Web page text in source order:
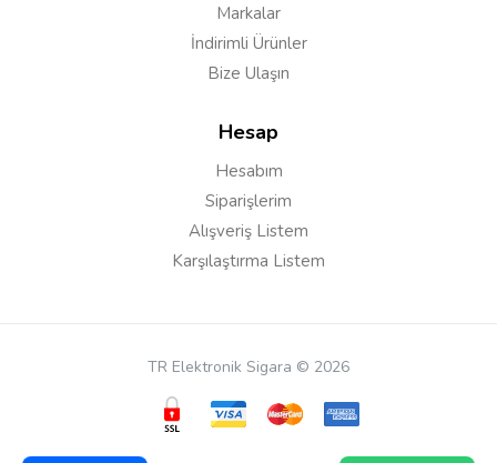
Markalar
İndirimli Ürünler
Bize Ulaşın
Hesap
Hesabım
Siparişlerim
Alışveriş Listem
Karşılaştırma Listem
TR Elektronik Sigara © 2026